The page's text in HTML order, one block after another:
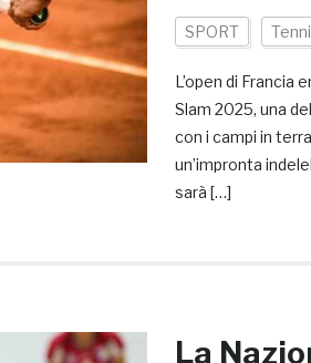
SPORT
L’open di Francia
Slam 2025, una
con i campi in
un’impronta
sarà […]
La